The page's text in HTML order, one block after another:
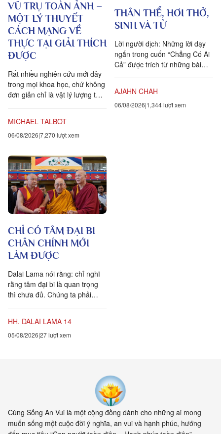
VŨ TRỤ TOÀN ẢNH –
MỘT LÝ THUYẾT
CÁCH MẠNG VỀ
THỰC TẠI GIẢI THÍCH
ĐƯỢC
Rất nhiều nghiên cứu mới đây
trong mọi khoa học, chứ không
đơn giản chỉ là vật lý lượng tử,
chúng ta tưởng. Một câu
chuyện khoa học đang xuất
thấy toàn bộ vật chất tồn tại
trong một mạng nhằng nhịt các
kết nối. Khía cạnh quan trọng
nhất của sự sống không còn là
vật nữa, mà là mối liên hệ giữa
các vật.
MICHAEL TALBOT
06/08/2026 7,270 lượt xem
THÂN THỂ, HƠI THỞ,
SINH VÀ TỬ
Lời người dịch: Những lời dạy
ngắn trong cuốn “Chẳng Có Ai
Cả” được trích từ những bài
AJAHN CHAH
06/08/2026 1,344 lượt xem
CHỈ CÓ TÂM ĐẠI BI
CHÂN CHÍNH MỚI
LÀM ĐƯỢC
Dalai Lama nói rằng: chỉ nghĩ
rằng tâm đại bi là quan trọng
thì chưa đủ. Chúng ta phải
HH. DALAI LAMA 14
05/08/2026 27 lượt xem
Cùng Sống An Vui là một cộng đồng dành cho những ai mong
muốn sống một cuộc đời ý nghĩa, an vui và hạnh phúc, hướng